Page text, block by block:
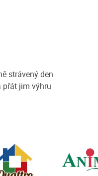
strávený den
přát jim výhru